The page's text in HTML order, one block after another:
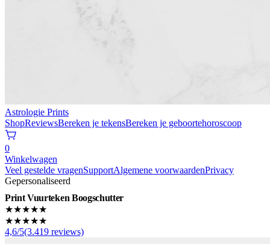
Astrologie Prints
ShopReviewsBereken je tekensBereken je geboortehoroscoop
0
Winkelwagen
Veel gestelde vragenSupportAlgemene voorwaardenPrivacy
Gepersonaliseerd
Print Vuurteken Boogschutter
★★★★★
★★★★★
4,6/5(3.419 reviews)